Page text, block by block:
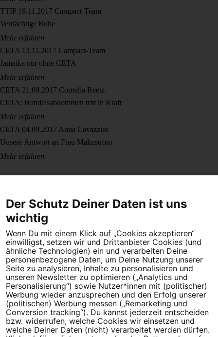
TTIP 19.11.2017 Campact-Team
Verdächtige Ruhe
Mehr erfahren
CETA 13.11.2017 Campact-Team
Jamaika nur ohne CETA
Mehr erfahren
CETA 21.09.2017 Cornelia Reetz
CETA: Handelsabkommen tritt in Kraft
Mehr erfahren
CETA 04.09.2017 Anna Cavazzini
Unsere Antwort an Frau Malmström
Mehr erfahren
Dein Engagement macht den Unterschied. Schließe Dich 4,5
Millionen Menschen an.
Newsletter bestellen
Campact e.V.
IBAN DE95 2‍5‍1‍2 0‍5‍1‍0 6‍9‍8‍0 0‍0‍0‍0 0‍0
Der Schutz Deiner Daten ist uns
wichtig
Wenn Du mit einem Klick auf „Cookies akzeptieren“
einwilligst, setzen wir und Drittanbieter Cookies (und
ähnliche Technologien) ein und verarbeiten Deine
personenbezogene Daten, um Deine Nutzung unserer
Seite zu analysieren, Inhalte zu personalisieren und
unseren Newsletter zu optimieren („Analytics und
Personalisierung“) sowie Nutzer*innen mit (politischer)
Werbung wieder anzusprechen und den Erfolg unserer
(politischen) Werbung messen („Remarketing und
Conversion tracking“). Du kannst jederzeit entscheiden
bzw. widerrufen, welche Cookies wir einsetzen und
welche Deiner Daten (nicht) verarbeitet werden dürfen.